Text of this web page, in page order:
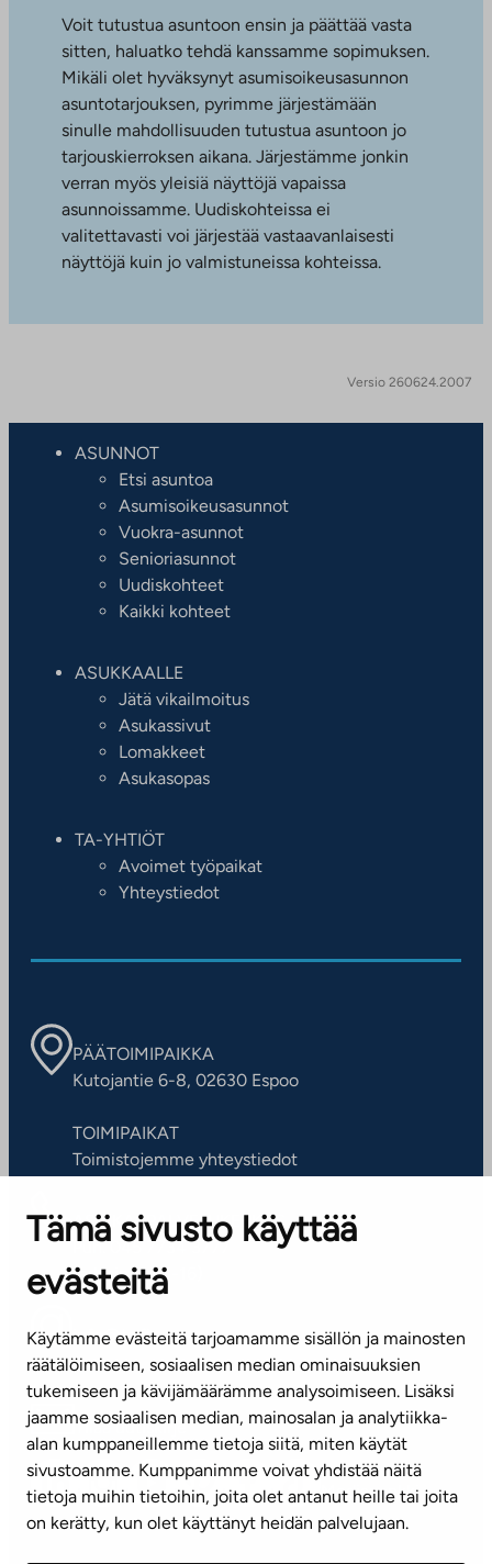
Tämä sivusto käyttää
evästeitä
Käytämme evästeitä tarjoamamme sisällön ja mainosten
räätälöimiseen, sosiaalisen median ominaisuuksien
tukemiseen ja kävijämäärämme analysoimiseen. Lisäksi
jaamme sosiaalisen median, mainosalan ja analytiikka-
alan kumppaneillemme tietoja siitä, miten käytät
sivustoamme. Kumppanimme voivat yhdistää näitä
tietoja muihin tietoihin, joita olet antanut heille tai joita
on kerätty, kun olet käyttänyt heidän palvelujaan.
Voit tutustua asuntoon ensin ja päättää vasta
sitten, haluatko tehdä kanssamme sopimuksen.
Mikäli olet hyväksynyt asumisoikeusasunnon
asuntotarjouksen, pyrimme järjestämään
sinulle mahdollisuuden tutustua asuntoon jo
tarjouskierroksen aikana. Järjestämme jonkin
verran myös yleisiä näyttöjä vapaissa
asunnoissamme. Uudiskohteissa ei
valitettavasti voi järjestää vastaavanlaisesti
näyttöjä kuin jo valmistuneissa kohteissa.
Versio 260624.2007
ASUNNOT
Etsi asuntoa
Asumisoikeusasunnot
Vuokra-asunnot
Senioriasunnot
Uudiskohteet
Kaikki kohteet
ASUKKAALLE
Jätä vikailmoitus
Asukassivut
Lomakkeet
Asukasopas
TA-YHTIÖT
Avoimet työpaikat
Yhteystiedot
PÄÄTOIMIPAIKKA
Kutojantie 6-8, 02630 Espoo
TOIMIPAIKAT
Toimistojemme yhteystiedot
ASIAKASPALVELUKESKUS
Puh. 045 7734 3777
(arkisin klo 8-16)
info@ta.fi
Tilaa uutiskirje
Mediapankki